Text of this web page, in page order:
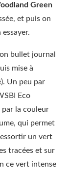
Green
et puis on
bullet journal
mise à
Un peu par
Eco
par la couleur
qui permet
un vert
tracées et sur
ce vert intense